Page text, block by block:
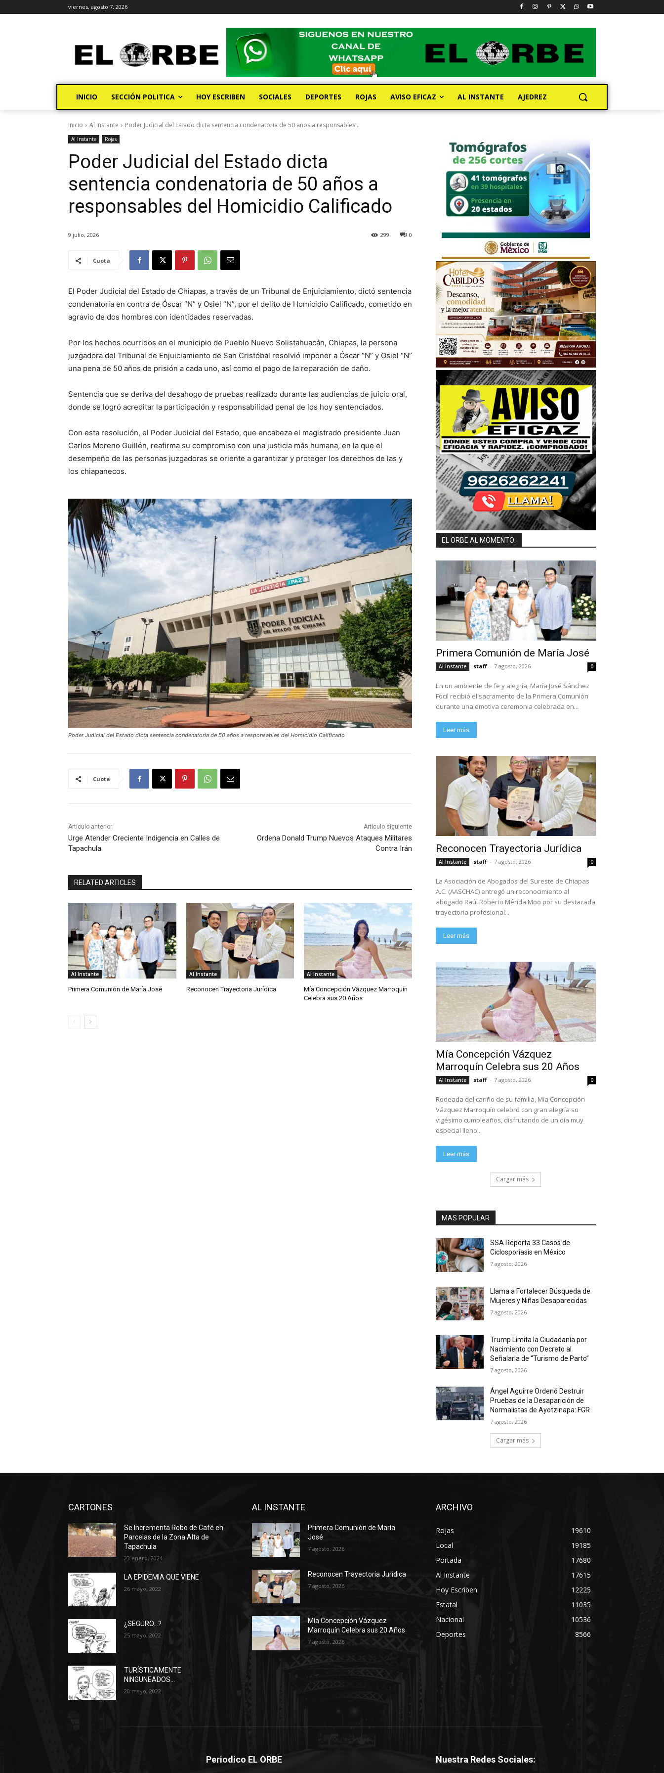
viernes, agosto 7, 2026
INICIO SECCIÓN POLITICA HOY ESCRIBEN SOCIALES DEPORTES ROJAS AVISO EFICAZ AL INSTANTE AJEDREZ
Inicio Al Instante Poder Judicial del Estado dicta sentencia condenatoria de 50 años a responsables...
Al Instante Rojas
Poder Judicial del Estado dicta
sentencia condenatoria de 50 años a
responsables del Homicidio Calificado
9 julio, 2026 0
299
Cuota
El Poder Judicial del Estado de Chiapas, a través de un Tribunal de Enjuiciamiento, dictó sentencia
condenatoria en contra de Óscar “N” y Osiel “N”, por el delito de Homicidio Calificado, cometido en
agravio de dos hombres con identidades reservadas.
Por los hechos ocurridos en el municipio de Pueblo Nuevo Solistahuacán, Chiapas, la persona
juzgadora del Tribunal de Enjuiciamiento de San Cristóbal resolvió imponer a Óscar “N” y Osiel “N”
una pena de 50 años de prisión a cada uno, así como el pago de la reparación de daño.
Sentencia que se deriva del desahogo de pruebas realizado durante las audiencias de juicio oral,
donde se logró acreditar la participación y responsabilidad penal de los hoy sentenciados.
Con esta resolución, el Poder Judicial del Estado, que encabeza el magistrado presidente Juan
Carlos Moreno Guillén, reafirma su compromiso con una justicia más humana, en la que el
desempeño de las personas juzgadoras se oriente a garantizar y proteger los derechos de las y
los chiapanecos.
Poder Judicial del Estado dicta sentencia condenatoria de 50 años a responsables del Homicidio Calificado
Cuota
Artículo anterior
Urge Atender Creciente Indigencia en Calles de
Tapachula
Artículo siguiente
Ordena Donald Trump Nuevos Ataques Militares
Contra Irán
RELATED ARTICLES
Al Instante
Primera Comunión de María José
Al Instante
Reconocen Trayectoria Jurídica
Al Instante
Mía Concepción Vázquez Marroquín
Celebra sus 20 Años
EL ORBE AL MOMENTO:
Primera Comunión de María José
Al Instante staff - 7 agosto, 2026 0
En un ambiente de fe y alegría, María José Sánchez
Fócil recibió el sacramento de la Primera Comunión
durante una emotiva ceremonia celebrada en...
Leer más
Reconocen Trayectoria Jurídica
Al Instante staff - 7 agosto, 2026 0
La Asociación de Abogados del Sureste de Chiapas
A.C. (AASCHAC) entregó un reconocimiento al
abogado Raúl Roberto Mérida Moo por su destacada
trayectoria profesional...
Leer más
Mía Concepción Vázquez
Marroquín Celebra sus 20 Años
Al Instante staff - 7 agosto, 2026 0
Rodeada del cariño de su familia, Mía Concepción
Vázquez Marroquín celebró con gran alegría su
vigésimo cumpleaños, disfrutando de un día muy
especial lleno...
Leer más
Cargar más
MAS POPULAR
SSA Reporta 33 Casos de
Ciclosporiasis en México
7 agosto, 2026
Llama a Fortalecer Búsqueda de
Mujeres y Niñas Desaparecidas
7 agosto, 2026
Trump Limita la Ciudadanía por
Nacimiento con Decreto al
Señalarla de “Turismo de Parto”
7 agosto, 2026
Ángel Aguirre Ordenó Destruir
Pruebas de la Desaparición de
Normalistas de Ayotzinapa: FGR
7 agosto, 2026
Cargar más
CARTONES
Se Incrementa Robo de Café en
Parcelas de la Zona Alta de
Tapachula
23 enero, 2024
LA EPIDEMIA QUE VIENE
26 mayo, 2022
¿SEGURO…?
25 mayo, 2022
TURÍSTICAMENTE
NINGUNEADOS…
20 mayo, 2022
AL INSTANTE
Primera Comunión de María
José
7 agosto, 2026
Reconocen Trayectoria Jurídica
7 agosto, 2026
Mía Concepción Vázquez
Marroquín Celebra sus 20 Años
7 agosto, 2026
ARCHIVO
Rojas
19610
Local
19185
Portada
17680
Al Instante
17615
Hoy Escriben
12225
Estatal
11035
Nacional
10536
Deportes
8566
Periodico EL ORBE Nuestra Redes Sociales: